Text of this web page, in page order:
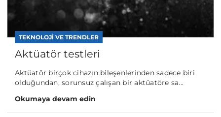
TEKNOLOJI VE TRENDLER
Aktüatör testleri
Aktüatör birçok cihazın bileşenlerinden sadece biri
olduğundan, sorunsuz çalışan bir aktüatöre sa...
Okumaya devam edin